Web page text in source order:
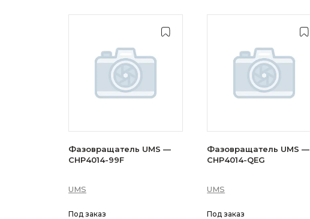
Фазовращатель UMS —
CHP4014-99F
UMS
Под заказ
Фазовращатель UMS —
CHP4014-QEG
UMS
Под заказ